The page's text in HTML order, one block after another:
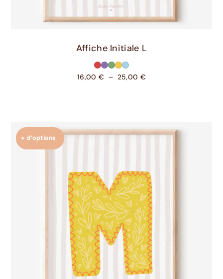
Choix Des Options
Affiche Initiale L
16,00 € – 25,00 €
+ d’options